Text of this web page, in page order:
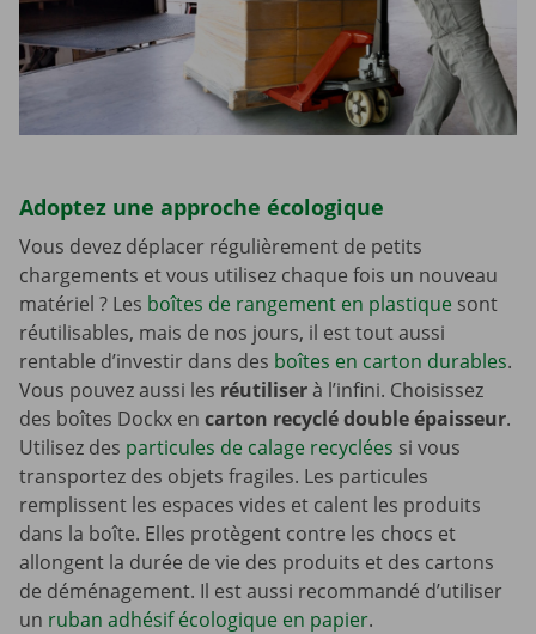
Adoptez une approche écologique
Vous devez déplacer régulièrement de petits
chargements et vous utilisez chaque fois un nouveau
matériel ? Les boîtes de rangement en plastique sont
réutilisables, mais de nos jours, il est tout aussi
rentable d’investir dans des boîtes en carton durables.
Vous pouvez aussi les réutiliserà l’infini. Choisissez
des boîtes Dockx en carton recyclé double épaisseur.
Utilisez des particules de calage recyclées si vous
transportez des objets fragiles. Les particules
remplissent les espaces vides et calent les produits
dans la boîte. Elles protègent contre les chocs et
allongent la durée de vie des produits et des cartons
de déménagement. Il est aussi recommandé d’utiliser
un ruban adhésif écologique en papier.